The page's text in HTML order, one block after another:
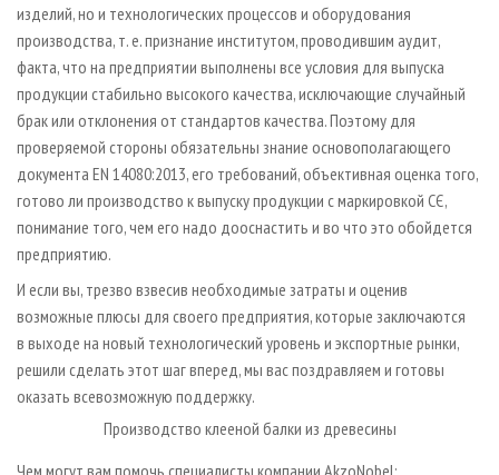
изделий, но и технологических процессов и оборудования
производства, т. е. признание институтом, проводившим аудит,
факта, что на предприятии выполнены все условия для выпуска
продукции стабильно высокого качества, исключающие случайный
брак или отклонения от стандартов качества. Поэтому для
проверяемой стороны обязательны знание основополагающего
документа EN 14080:2013, его требований, объективная оценка того,
готово ли производство к выпуску продукции с маркировкой СЄ,
понимание того, чем его надо дооснастить и во что это обойдется
предприятию.
И если вы, трезво взвесив необходимые затраты и оценив
возможные плюсы для своего предприятия, которые заключаются
в выходе на новый технологический уровень и экспортные рынки,
решили сделать этот шаг вперед, мы вас поздравляем и готовы
оказать всевозможную поддержку.
Производство клееной балки из древесины